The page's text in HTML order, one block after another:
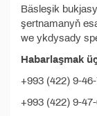
Bäsleşik
şertnamanyň
we ykdysady
Habarlaşmak
+993 (422) 9-
+993 (422) 9-